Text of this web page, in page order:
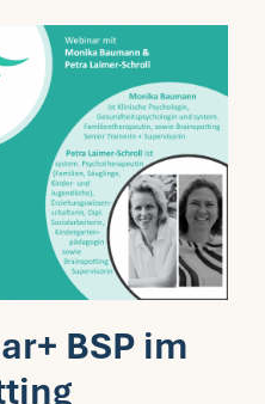
BSP im